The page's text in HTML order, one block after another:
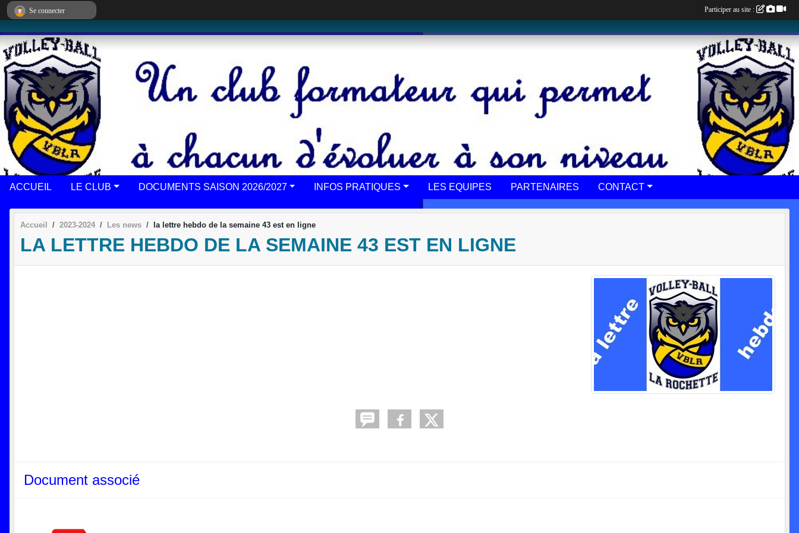
ACCUEIL LE CLUB DOCUMENTS SAISON 2026/2027 INFOS PRATIQUES LES EQUIPES PARTENAIRES CONTACT
Accueil 2023-2024 Les news la lettre hebdo de la semaine 43 est en ligne
LA LETTRE HEBDO DE LA SEMAINE 43 EST EN LIGNE
Document associé
Se connecter Participer au site :
Panneau de gestion des cookies